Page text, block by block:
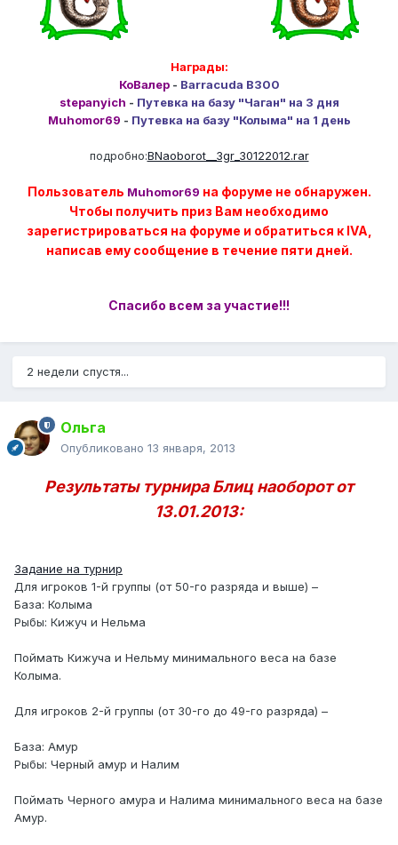
Награды:
КоВалер- Barracuda B300
stepanyich - Путевка на базу "Чаган" на 3 дня
Muhomor69 - Путевка на базу "Колыма" на 1 день
подробно:BNaoborot__3gr_30122012.rar
Пользователь Muhomor69 на форуме не обнаружен.
Чтобы получить приз Вам необходимо
зарегистрироваться на форуме и обратиться к IVA,
написав ему сообщение в течение пяти дней.
Спасибо всем за участие!!!
2 недели спустя...
Ольга
Опубликовано 13 января, 2013
Результаты турнира Блиц наоборот от
13.01.2013:
Задание на турнир
Для игроков 1-й группы (от 50-го разряда и выше) –
База: Колыма
Рыбы: Кижуч и Нельма
Поймать Кижуча и Нельму минимального веса на базе
Колыма.
Для игроков 2-й группы (от 30-го до 49-го разряда) –
База: Амур
Рыбы: Черный амур и Налим
Поймать Черного амура и Налима минимального веса на базе
Амур.